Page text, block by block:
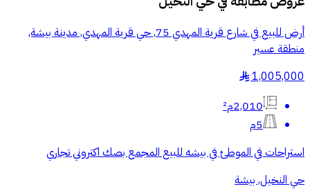
أرض للبيع في شارع قرية المهدي 75, حي قرية المهدي, مدينة بيشة,
منطقة عسير
1,005,000
§
2,010م²
5م
استراحات في الموطئ في بيشه للبيع المجمع بصك اكتروني تجاري
حي النخيل, بيشة